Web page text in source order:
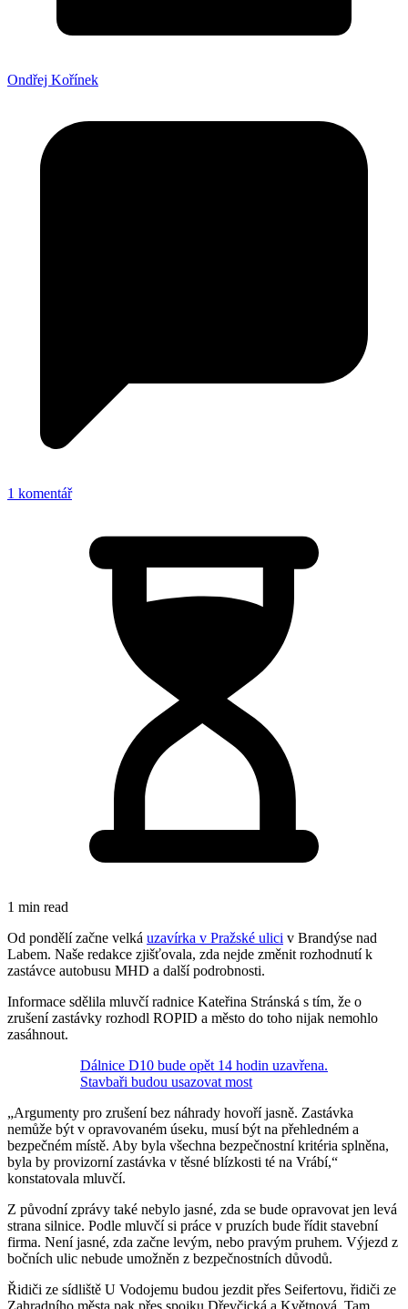
Ondřej Kořínek
1 komentář
1 min read
Od pondělí začne velká uzavírka v Pražské ulici v Brandýse nad
Labem. Naše redakce zjišťovala, zda nejde změnit rozhodnutí k
zastávce autobusu MHD a další podrobnosti.
Informace sdělila mluvčí radnice Kateřina Stránská s tím, že o
zrušení zastávky rozhodl ROPID a město do toho nijak nemohlo
zasáhnout.
Dálnice D10 bude opět 14 hodin uzavřena.
Stavbaři budou usazovat most
„Argumenty pro zrušení bez náhrady hovoří jasně. Zastávka
nemůže být v opravovaném úseku, musí být na přehledném a
bezpečném místě. Aby byla všechna bezpečnostní kritéria splněna,
byla by provizorní zastávka v těsné blízkosti té na Vrábí,“
konstatovala mluvčí.
Z původní zprávy také nebylo jasné, zda se bude opravovat jen levá
strana silnice. Podle mluvčí si práce v pruzích bude řídit stavební
firma. Není jasné, zda začne levým, nebo pravým pruhem. Výjezd z
bočních ulic nebude umožněn z bezpečnostních důvodů.
Řidiči ze sídliště U Vodojemu budou jezdit přes Seifertovu, řidiči ze